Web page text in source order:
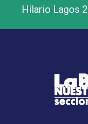
Hilario Lagos